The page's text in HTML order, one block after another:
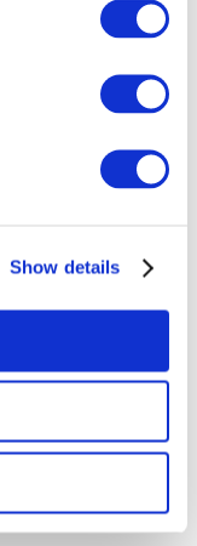
Show details
Todos los